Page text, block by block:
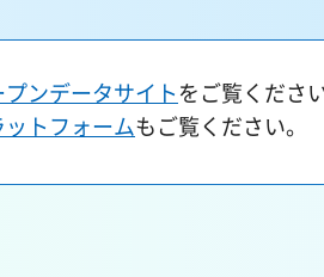
ンデータサイトをご覧くださ
トフォームもご覧ください。